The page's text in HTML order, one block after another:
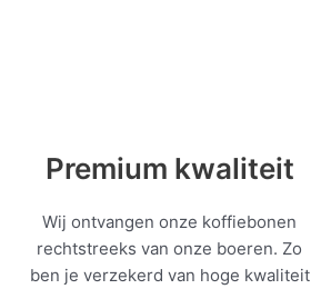
Premium kwaliteit
Wij ontvangen onze koffiebonen
rechtstreeks van onze boeren. Zo
ben je verzekerd van hoge kwaliteit